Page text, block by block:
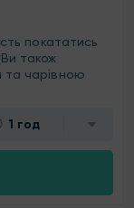
покататись
також
та чарівною
1 год